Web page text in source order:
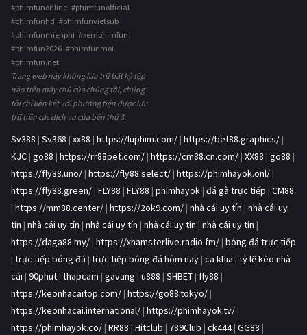
#phimfunonline #phimfunofficial
#phimfunhd #phimfunvietsub
#phimfunmienphi #xemphimfun
#phimfun2026 #phimfunmoi
#phimfun.net
Trang web này không lưu trữ bất kỳ tệp
nào trên máy chủ của chúng tôi, chúng
tôi chỉ liên kết với phương tiện được lưu
trữ trên các dịch vụ của bên thứ 3.
Sv388 | Sv368 | xx88 | https://luphim.com/ | https://bet88.graphics/ |
KJC | go88 | https://rr88pet.com/ | https://cm88.cn.com/ | XX88 | go88 |
https://fly88.uno/ | https://fly88.select/ | https://phimhayok.onl/ |
https://fly88.green/ | FLY88 | FLY88 | phimhayok | đá gà trực tiếp | CM88
| https://mm88.center/ | https://2ok9.com/ | nhà cái uy tín | nhà cái uy
tín | nhà cái uy tín | nhà cái uy tín | nhà cái uy tín | nhà cái uy tín |
https://daga88.my/ | https://xhamsterlive.radio.fm/ | bóng đá trực tiếp
| trực tiếp bóng đá | trực tiếp bóng đá hôm nay | ca khia | tỷ lệ kèo nhà
cái | 90phut | thapcam | gavang | u888 | SHBET | fly88 |
https://keonhacaitop.com/ | https://go88.tokyo/ |
https://keonhacai.international/ | https://phimhayok.tv/ |
https://phimhayok.co/ | RR88 | Hitclub | 789Club | ck444| GG88 |